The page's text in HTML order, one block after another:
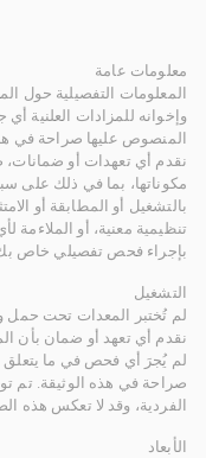
معلومات عامة
المعلومات التفصيلية حول
وإخوانه للمزادات العلنية
المنصوص عليها صراحة في
نقدم أي تعهدات أو ضمانات،
مكوناتها، بما في ذلك على
بالتشغيل أو المطابقة أو
تنظيمية معنية، أو
بإجراء فحص تفصيلي خاص بك
التشغيل
لم تُختبر المعدات تحت حمل
نقدم أي تعهد أو ضمان بأن
لم يُجرَ أي فحص في ما يتعلق
صراحة في هذه الوثيقة. تم
الفردية، وقد لا تعكس هذه
الأبعاد